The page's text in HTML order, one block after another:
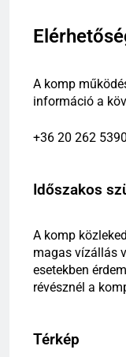
A komp
információ a
+36 20 262 5390
Időszakos
A komp
magas vízállás
esetekben
révésznél a
Térkép